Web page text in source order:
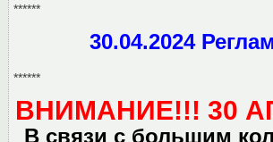
******
30.04.2024
******
ВНИМАНИЕ!!! 30
В связи с большим